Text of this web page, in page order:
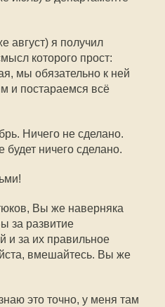
август) я получил
которого прост:
мы обязательно к ней
и постараемся всё
Ничего не сделано.
будет ничего сделано.
Вы же наверняка
за развитие
и за их правильное
вмешайтесь. Вы же
это точно, у меня там